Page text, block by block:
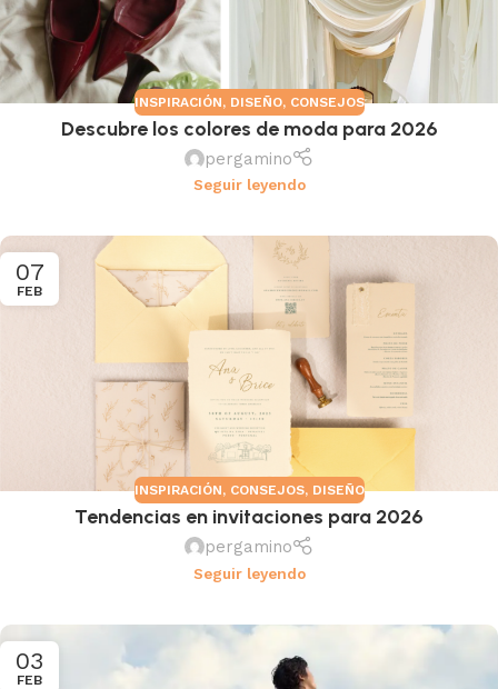
INSPIRACIÓN, DISEÑO, CONSEJOS
Descubre los colores de moda para 2026
pergamino
Seguir leyendo
07
FEB
INSPIRACIÓN, CONSEJOS, DISEÑO
Tendencias en invitaciones para 2026
pergamino
Seguir leyendo
03
FEB